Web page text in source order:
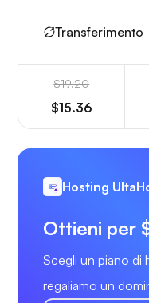
Transferimento
$19.20
$15.36
Hosting
Ottieni per
Scegli un piano di
regaliamo un